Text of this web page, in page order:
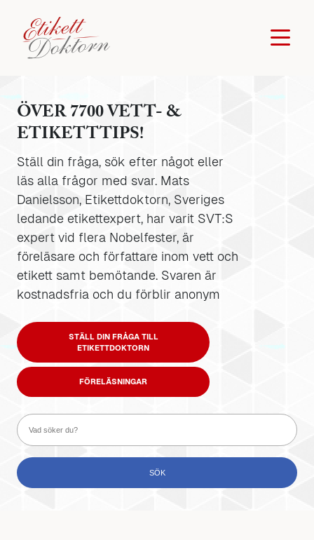
ÖVER 7700 VETT- &
ETIKETTTIPS!
Ställ din fråga, sök efter något eller
läs alla frågor med svar. Mats
Danielsson, Etikettdoktorn, Sveriges
ledande etikettexpert, har varit SVT:S
expert vid flera Nobelfester, är
föreläsare och författare inom vett och
etikett samt bemötande. Svaren är
kostnadsfria och du förblir anonym
STÄLL DIN FRÅGA TILL
ETIKETTDOKTORN
FÖRELÄSNINGAR